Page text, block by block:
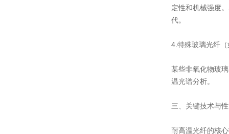
定性和机械强度
代。
4.特殊玻璃光纤
某些非氧化物玻
温光谱分析。
三、关键技术与
耐高温光纤的核